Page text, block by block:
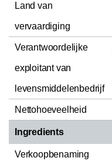
Land van
vervaardiging
Verantwoordelijke
exploitant van
levensmiddelenbedrijf
Nettohoeveelheid
Ingredients
Verkoopbenaming